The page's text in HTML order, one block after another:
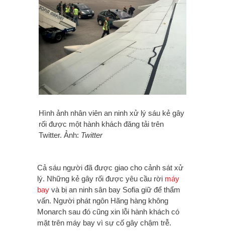
Hình ảnh nhân viên an ninh xử lý sáu kẻ gây
rối được một hành khách đăng tải trên
Twitter. Ảnh: Twitter
Cả sáu người đã được giao cho cảnh sát xử
lý. Những kẻ gây rối được yêu cầu rời máy
bay và bị an ninh sân bay Sofia giữ để thẩm
vấn. Người phát ngôn Hãng hàng không
Monarch sau đó cũng xin lỗi hành khách có
mặt trên máy bay vì sự cố gây chậm trễ.